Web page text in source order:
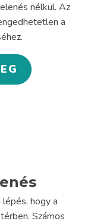
nélkül. Az
a
hogy a
Számos